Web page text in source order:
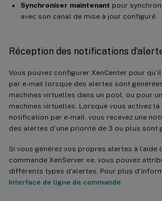
Synchroniser maintenant pour
avec son canal de mise à jour configuré.
Réception des notifications
Vous pouvez configurer XenCenter pour
par e-mail lorsque des alertes sont
machines virtuelles dans un pool, ou pour
machines virtuelles. Lorsque vous activez
notification par e-mail, vous recevez une
des alertes d’une priorité de 3 ou plus sont
Si vous générez vos propres alertes à l’aide
commande XenServer xe, vous pouvez
différents types d’alertes. Pour plus
Interface de ligne de commande